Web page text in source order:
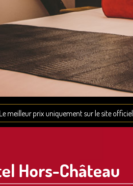
meilleur prix uniquement sur le site officiel
Hors-Château